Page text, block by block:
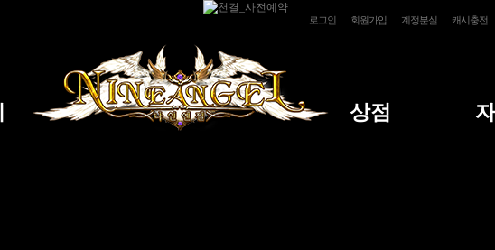
로그인 회원가입 계정분실 캐시충전
상점